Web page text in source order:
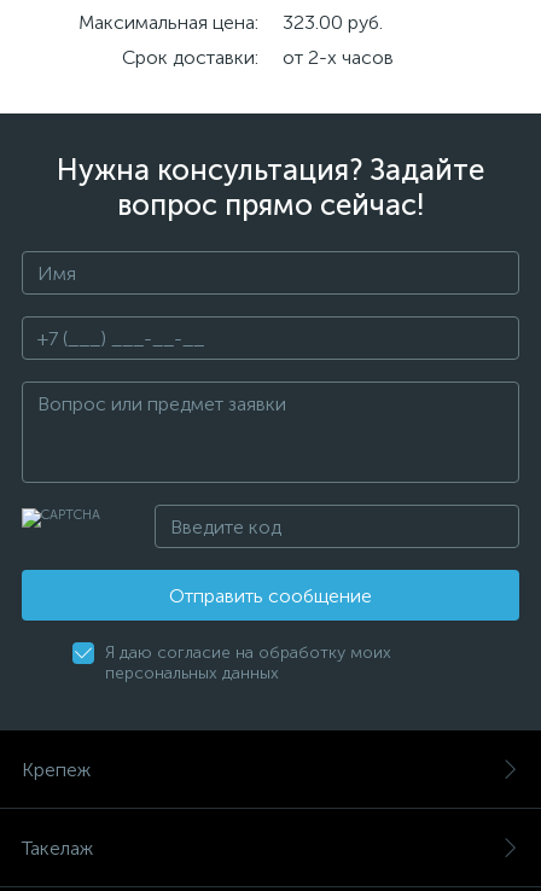
Максимальная цена:
323.00 руб.
Срок доставки:
от 2-х часов
Нужна консультация? Задайте
вопрос прямо сейчас!
Отправить сообщение
Я даю согласие на обработку моих
персональных данных
Крепеж
Такелаж